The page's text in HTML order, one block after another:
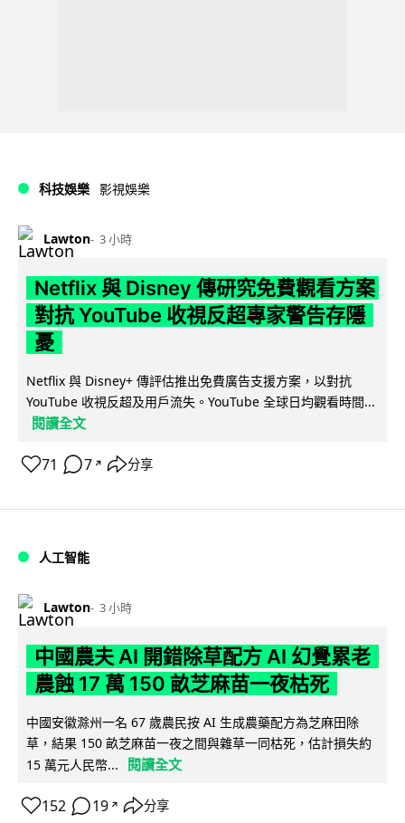
科技娛樂 影視娛樂
Lawton 3 小時
Netflix 與 Disney 傳研究免費觀看方案
對抗 YouTube 收視反超專家警告存隱
憂
Netflix 與 Disney+ 傳評估推出免費廣告支援方案，以對抗
YouTube 收視反超及用戶流失。YouTube 全球日均觀看時間...
閱讀全文
71 7 ↗ 分享
人工智能
Lawton 3 小時
中國農夫 AI 開錯除草配方 AI 幻覺累老
農蝕 17 萬 150 畝芝麻苗一夜枯死
中國安徽滁州一名 67 歲農民按 AI 生成農藥配方為芝麻田除
草，結果 150 畝芝麻苗一夜之間與雜草一同枯死，估計損失約
15 萬元人民幣...
閱讀全文
152 19 ↗ 分享